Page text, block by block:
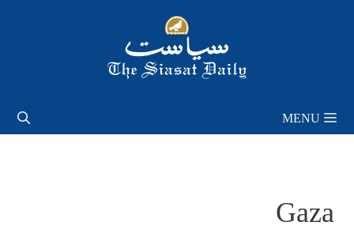
MENU
Gaza